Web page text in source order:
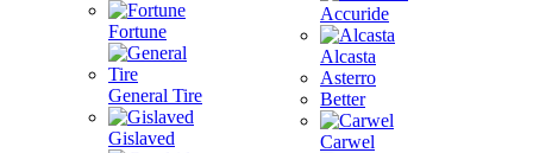
Fortune
General Tire
Gislaved
Accuride
Alcasta
Asterro
Better
Carwel